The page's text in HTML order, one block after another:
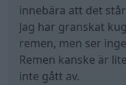
innebära att det
Jag har granskat
remen, men ser
Remen kanske är
inte gått av.